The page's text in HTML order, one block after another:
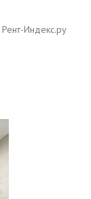
Индекс.ру